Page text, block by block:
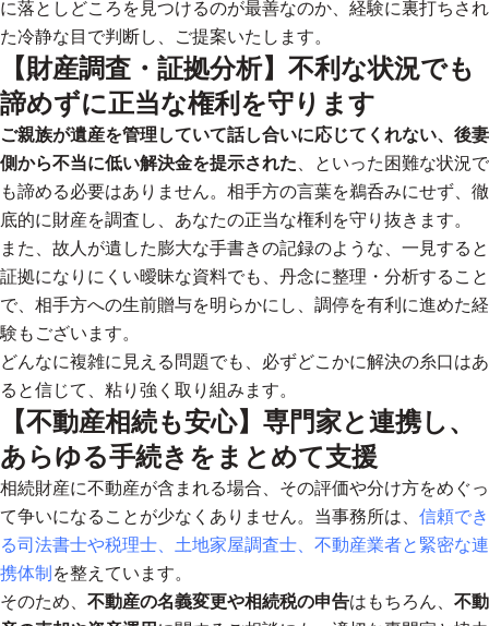
に落としどころを見つけるのが最善なのか 、経験に裏打ちされ
た冷静な目で判断し、ご提案いたします。
【財産調査・証拠分析】不利な状況でも
諦めずに正当な権利を守ります
ご親族が遺産を管理していて話し合いに応じてくれない、後妻
側から不当に低い解決金を提示された 、といった困難な状況で
も諦める必要はありません。相手方の言葉を鵜呑みにせず、徹
底的に財産を調査し、あなたの正当な権利を守り抜きます。
また、故人が遺した膨大な手書きの記録のような、一見すると
証拠になりにくい曖昧な資料でも、丹念に整理・分析すること
で、相手方への生前贈与を明らかにし、調停を有利に進めた経
験もございます。
どんなに複雑に見える問題でも、必ずどこかに解決の糸口はあ
ると信じて、粘り強く取り組みます。
【不動産相続も安心】専門家と連携し、
あらゆる手続きをまとめて支援
相続財産に不動産が含まれる場合、その評価や分け方をめぐっ
て争いになることが少なくありません。当事務所は、 信頼でき
る司法書士や税理士、土地家屋調査士、不動産業者と緊密な連
携体制 を整えています。
そのため、 不動産の名義変更や相続税の申告はもちろん、 不動